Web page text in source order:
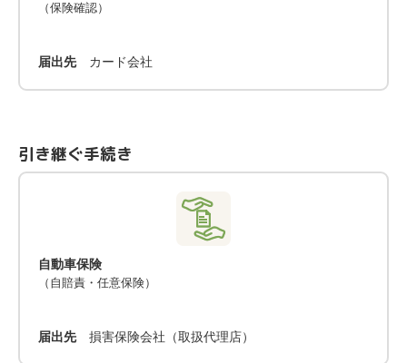
（保険確認）
届出先カード会社
引き継ぐ手続き
自動車保険
（自賠責・任意保険）
届出先損害保険会社（取扱代理店）